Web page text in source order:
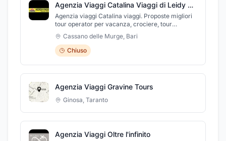
box per idee regalo diverse per ogni occasione
nella splendida cornice dei paesaggi Lucani,
Pugliesi, Calabri e Campani.
Agenzia Viaggi Catalina Viaggi di Leidy Catalina Marsico
Agenzia viaggi Catalina viaggi. Proposte migliori
tour operator per vacanza, crociere, tour
individuali e di gruppo. Operiamo a livello
internazionale. Consulenza Progettazione
Realizzazione pacchetti viaggi personalizzati.
Biglietteria aerea - Ferroviaria - Marittima - Bus -
Liste Eventi - Liste Nozze
Cassano delle Murge, Bari
Chiuso
Agenzia Viaggi Gravine Tours
Ginosa, Taranto
Agenzia Viaggi Oltre l'infinito